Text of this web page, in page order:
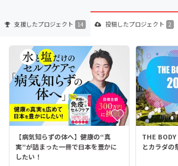
支援したプロジェクト 14 投稿したプロジェクト 2
【病気知らずの体へ】健康の“真
実”が詰まった一冊で日本を豊かに
したい！
THE
とカラダの